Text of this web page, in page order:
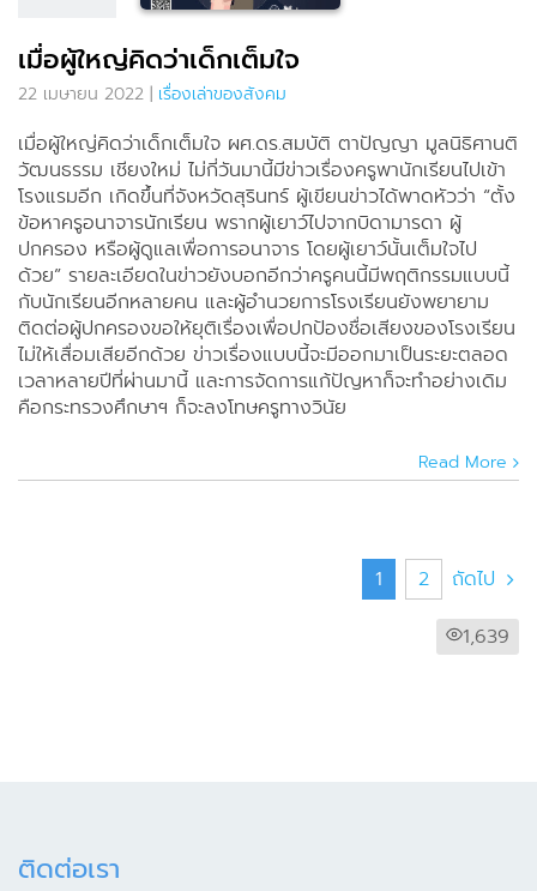
เมื่อผู้ใหญ่คิดว่าเด็กเต็มใจ
22 เมษายน 2022 | เรื่องเล่าของสังคม
เมื่อผู้ใหญ่คิดว่าเด็กเต็มใจ ผศ.ดร.สมบัติ ตาปัญญา มูลนิธิศานติ
วัฒนธรรม เชียงใหม่ ไม่กี่วันมานี้มีข่าวเรื่องครูพานักเรียนไปเข้า
โรงแรมอีก เกิดขึ้นที่จังหวัดสุรินทร์ ผู้เขียนข่าวได้พาดหัวว่า “ตั้ง
ข้อหาครูอนาจารนักเรียน พรากผู้เยาว์ไปจากบิดามารดา ผู้
ปกครอง หรือผู้ดูแลเพื่อการอนาจาร โดยผู้เยาว์นั้นเต็มใจไป
ด้วย” รายละเอียดในข่าวยังบอกอีกว่าครูคนนี้มีพฤติกรรมแบบนี้
กับนักเรียนอีกหลายคน และผู้อำนวยการโรงเรียนยังพยายาม
ติดต่อผู้ปกครองขอให้ยุติเรื่องเพื่อปกป้องชื่อเสียงของโรงเรียน
ไม่ให้เสื่อมเสียอีกด้วย ข่าวเรื่องแบบนี้จะมีออกมาเป็นระยะตลอด
เวลาหลายปีที่ผ่านมานี้ และการจัดการแก้ปัญหาก็จะทำอย่างเดิม
คือกระทรวงศึกษาฯ ก็จะลงโทษครูทางวินัย
Read More
1 2
ถัดไป
1,639
ติดต่อเรา